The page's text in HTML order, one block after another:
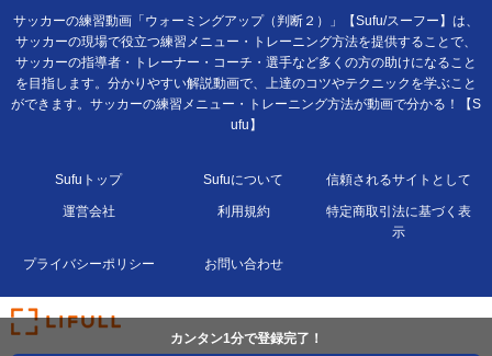
カンタン1分で登録完了！
サッカーの練習動画「ウォーミングアップ（判断２）」【Sufu/スーフー】は、
サッカーの現場で役立つ練習メニュー・トレーニング方法を提供することで、
サッカーの指導者・トレーナー・コーチ・選手など多くの方の助けになること
を目指します。分かりやすい解説動画で、上達のコツやテクニックを学ぶこと
ができます。サッカーの練習メニュー・トレーニング方法が動画で分かる！【S
ufu】
Sufuトップ Sufuについて 信頼されるサイトとして
運営会社 利用規約
特定商取引法に基づく表
示
プライバシーポリシー お問い合わせ